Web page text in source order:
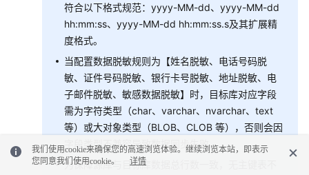
符合以下格式规范：yyyy-MM-dd、yyyy-MM-dd
hh:mm:ss、yyyy-MM-dd hh:mm:ss.s及其扩展精
度格式。
当配置数据脱敏规则为【姓名脱敏、电话号码脱
敏、证件号码脱敏、银行卡号脱敏、地址脱敏、电
子邮件脱敏、敏感数据脱敏】时，目标库对应字段
需为字符类型（char、varchar、nvarchar、text
等）或大对象类型（BLOB、CLOB 等），否则会因
字段类型不兼容导致数据同步失败。
为保障源库与目标库数据总行数一致，无主键表不
我们使用cookie来确保您的高速浏览体验。继续浏览本站，即表示
您同意我们使用cookie。
详情